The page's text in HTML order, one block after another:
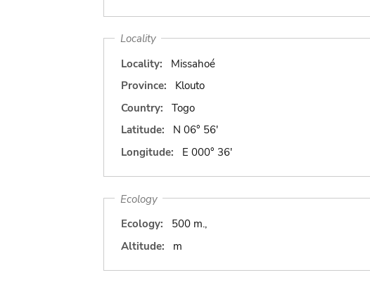
Locality
Locality:
Missahoé
Province:
Klouto
Country:
Togo
Latitude:
N 06° 56'
Longitude:
E 000° 36'
Ecology
Ecology:
500 m.,
Altitude:
m